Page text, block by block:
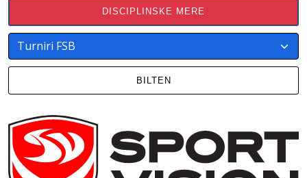
DISCIPLINSKE MERE
BILTEN